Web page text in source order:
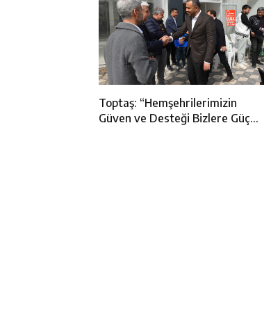
Toptaş: “Hemşehrilerimizin
Güven ve Desteği Bizlere Güç